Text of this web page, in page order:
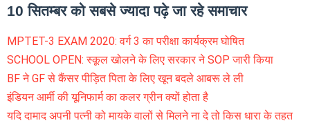
10 सितम्बर को सबसे ज्यादा पढ़े जा रहे समाचार
MPTET-3 EXAM 2020: वर्ग 3 का परीक्षा कार्यक्रम घोषित
SCHOOL OPEN: स्कूल खोलने के लिए सरकार ने SOP जारी किया
BF ने GF से कैंसर पीड़ित पिता के लिए खून बदले आबरू ले ली
इंडियन आर्मी की यूनिफार्म का कलर ग्रीन क्यों होता है
यदि दामाद अपनी पत्नी को मायके वालों से मिलने ना दे तो किस धारा के तहत